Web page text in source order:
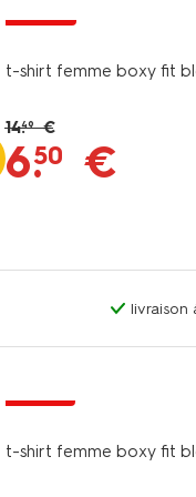
t-shirt femme boxy fit
14.49 €
6.
50 €
livraison
t-shirt femme boxy fit